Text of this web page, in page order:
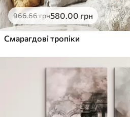
966.66грн580.00 грн
Смарагдові тропіки